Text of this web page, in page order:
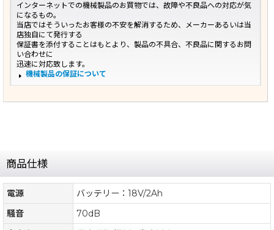
インターネットでの機械製品のお買物では、故障や不良品への対応が気
になるもの。
当店ではそういったお客様の不安を解消するため、メーカーあるいは当
店独自にて発行する
保証書を添付することはもとより、製品の不具合、不良品に関するお問
い合わせに
迅速に対応致します。
機械製品の保証について
商品仕様
電源
バッテリー：18V/2Ah
騒音
70dB